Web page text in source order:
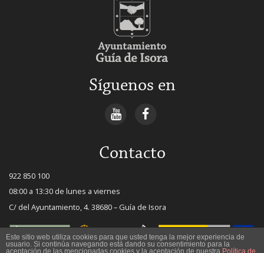
Síguenos en
Contacto
922 850 100
08:00 a 13:30 de lunes a viernes
C/ del Ayuntamiento, 4. 38680 – Guía de Isora
Este sitio web utiliza cookies para que usted tenga la mejor experiencia de
usuario. Si continúa navegando está dando su consentimiento para la
aceptación de las mencionadas cookies y la aceptación de nuestra Política de